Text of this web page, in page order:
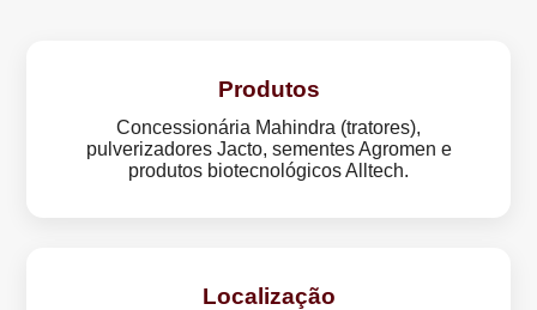
Produtos
Concessionária Mahindra (tratores),
pulverizadores Jacto, sementes Agromen e
produtos biotecnológicos Alltech.
Localização